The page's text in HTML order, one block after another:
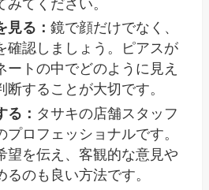
てください。
見る：鏡で顔だけでなく、
確認しましょう。ピアスが
ートの中でどのように見え
断することが大切です。
る： タサキの店舗スタッフ
プロフェッショナルです。
望を伝え、客観的な意見や
のも良い方法です。